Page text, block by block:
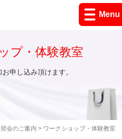
Menu
会のご案内 > ワークショップ・体験教室
プ・体験教室
申し込み頂けます。